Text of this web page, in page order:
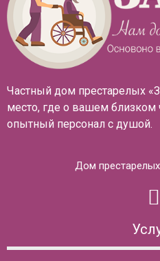
Частный дом престарелых
место, где о вашем близком
опытный персонал с душой.
Дом